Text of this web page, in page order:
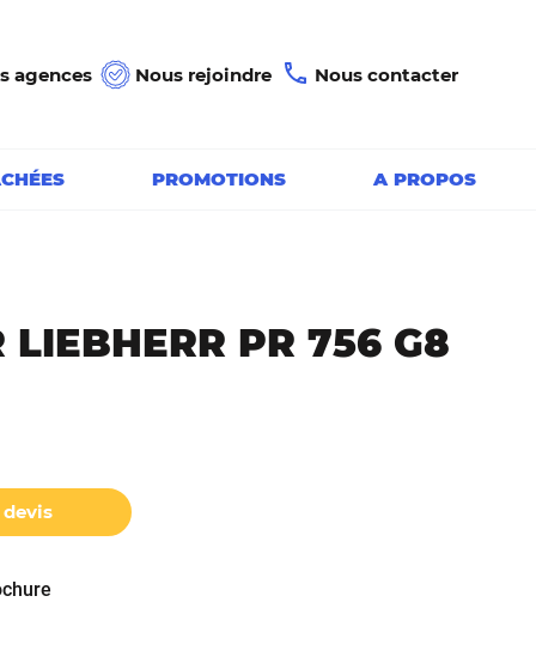
agences Nous rejoindre Nous contacter
PROMOTIONS A PROPOS
LIEBHERR PR 756 G8
devis